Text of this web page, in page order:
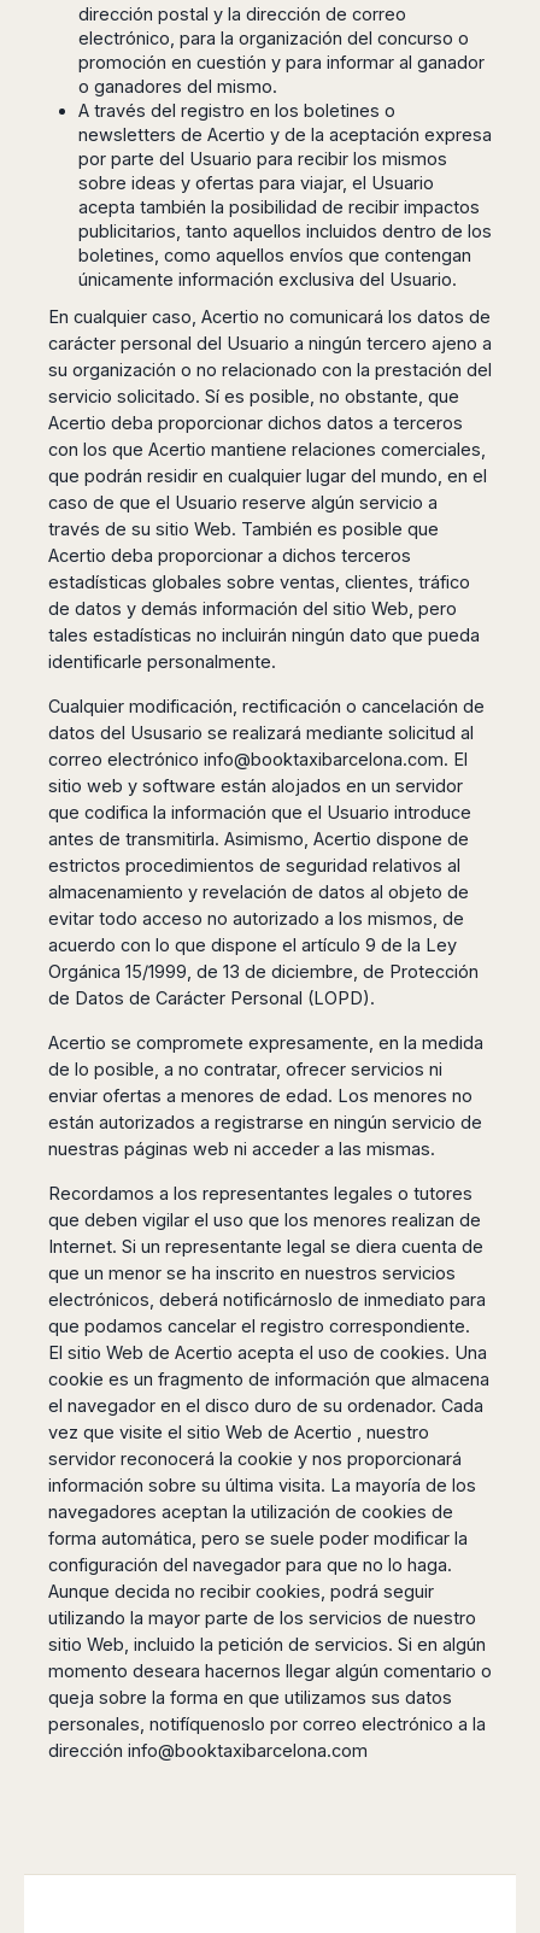
dirección postal y la dirección de correo
electrónico, para la organización del concurso o
promoción en cuestión y para informar al ganador
o ganadores del mismo.
A través del registro en los boletines o
newsletters de Acertio y de la aceptación expresa
por parte del Usuario para recibir los mismos
sobre ideas y ofertas para viajar, el Usuario
acepta también la posibilidad de recibir impactos
publicitarios, tanto aquellos incluidos dentro de los
boletines, como aquellos envíos que contengan
únicamente información exclusiva del Usuario.
En cualquier caso, Acertio no comunicará los datos de
carácter personal del Usuario a ningún tercero ajeno a
su organización o no relacionado con la prestación del
servicio solicitado. Sí es posible, no obstante, que
Acertio deba proporcionar dichos datos a terceros
con los que Acertio mantiene relaciones comerciales,
que podrán residir en cualquier lugar del mundo, en el
caso de que el Usuario reserve algún servicio a
través de su sitio Web. También es posible que
Acertio deba proporcionar a dichos terceros
estadísticas globales sobre ventas, clientes, tráfico
de datos y demás información del sitio Web, pero
tales estadísticas no incluirán ningún dato que pueda
identificarle personalmente.
Cualquier modificación, rectificación o cancelación de
datos del Ususario se realizará mediante solicitud al
correo electrónico info@booktaxibarcelona.com. El
sitio web y software están alojados en un servidor
que codifica la información que el Usuario introduce
antes de transmitirla. Asimismo, Acertio dispone de
estrictos procedimientos de seguridad relativos al
almacenamiento y revelación de datos al objeto de
evitar todo acceso no autorizado a los mismos, de
acuerdo con lo que dispone el artículo 9 de la Ley
Orgánica 15/1999, de 13 de diciembre, de Protección
de Datos de Carácter Personal (LOPD).
Acertio se compromete expresamente, en la medida
de lo posible, a no contratar, ofrecer servicios ni
enviar ofertas a menores de edad. Los menores no
están autorizados a registrarse en ningún servicio de
nuestras páginas web ni acceder a las mismas.
Recordamos a los representantes legales o tutores
que deben vigilar el uso que los menores realizan de
Internet. Si un representante legal se diera cuenta de
que un menor se ha inscrito en nuestros servicios
electrónicos, deberá notificárnoslo de inmediato para
que podamos cancelar el registro correspondiente.
El sitio Web de Acertio acepta el uso de cookies. Una
cookie es un fragmento de información que almacena
el navegador en el disco duro de su ordenador. Cada
vez que visite el sitio Web de Acertio , nuestro
servidor reconocerá la cookie y nos proporcionará
información sobre su última visita. La mayoría de los
navegadores aceptan la utilización de cookies de
forma automática, pero se suele poder modificar la
configuración del navegador para que no lo haga.
Aunque decida no recibir cookies, podrá seguir
utilizando la mayor parte de los servicios de nuestro
sitio Web, incluido la petición de servicios. Si en algún
momento deseara hacernos llegar algún comentario o
queja sobre la forma en que utilizamos sus datos
personales, notifíquenoslo por correo electrónico a la
dirección info@booktaxibarcelona.com